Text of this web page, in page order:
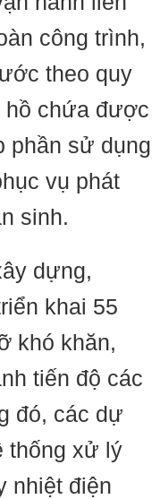
công trình,
theo quy
hồ chứa được
phần sử dụng
vụ phát
sinh.
dựng,
khai 55
khó khăn,
tiến độ các
đó, các dự
thống xử lý
nhiệt điện